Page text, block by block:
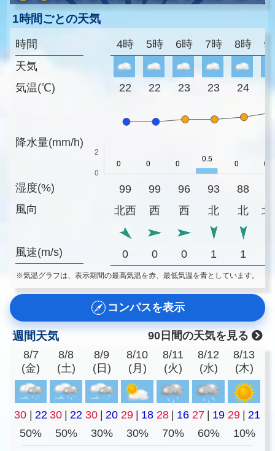
1時間ごとの天気
時間
天気
気温(℃)
降水量(mm/h)
湿度(%)
風向
風速(m/s)
4時 5時 6時 7時 8時 9
22 22 23 23 24
99 99 96 93 88
北西
西 西 北 北 北
0 0 0 1 1
※気温グラフは、表示期間の最高気温を赤、最低気温を青としています。
コンパスを表示
週間天気
90日間の天気を見る
8/7
(金)
8/8
(土)
8/9
(日)
8/10
(月)
8/11
(火)
8/12
(水)
8/13
(木)
30 22 30 22 30 20 29 18 28 16 27 19 29
21
50%
50% 30% 30% 70% 60% 10%